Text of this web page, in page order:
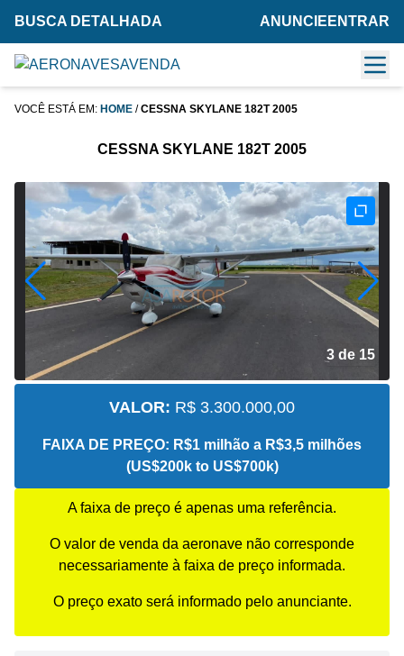
BUSCA DETALHADA ANUNCIE ENTRAR
VOCÊ ESTÁ EM: HOME /CESSNA SKYLANE 182T 2005
CESSNA SKYLANE 182T 2005
3 de 15
VALOR: R$ 3.300.000,00
FAIXA DE PREÇO: R$1 milhão a R$3,5 milhões
(US$200k to US$700k)
A faixa de preço é apenas uma referência.
O valor de venda da aeronave não corresponde
necessariamente à faixa de preço informada.
O preço exato será informado pelo anunciante.